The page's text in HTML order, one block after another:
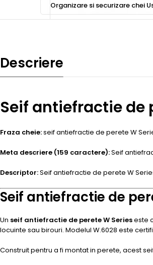
Organizare si securizare chei
Descriere
Seif antiefractie de
Fraza cheie:seif antiefractie de perete W
Meta descriere (159 caractere):Seif
Descriptor:Seif antiefractie de perete W
Seif antiefractie de
Un seif antiefractie de perete W Serieseste
locuinte sau birouri. Modelul W.6028 este
Construit pentru a fi montat in perete, acest